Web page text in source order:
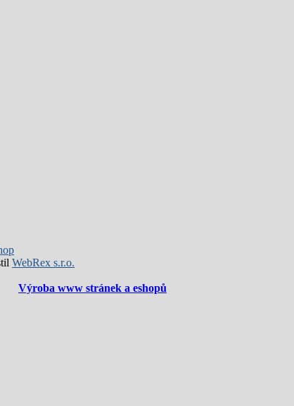
WebRex s.r.o.
Výroba www stránek a eshopů